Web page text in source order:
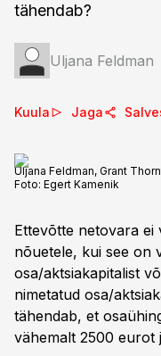
tähendab?
Uljana Feldman
Kuula Jaga
Uljana Feldman, Grant
Foto: Egert Kamenik
Ettevõtte netovara ei
nõuetele, kui see on
osa/aktsiakapitalist
nimetatud osa/
tähendab, et
vähemalt 2500 eurot